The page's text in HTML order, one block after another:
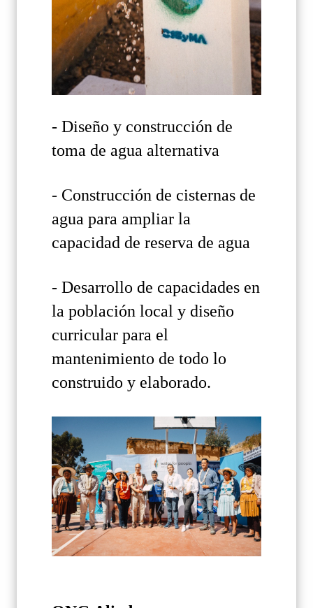
- Diseño y construcción de
toma de agua alternativa
- Construcción de cisternas de
agua para ampliar la
capacidad de reserva de agua
- Desarrollo de capacidades en
la población local y diseño
curricular para el
mantenimiento de todo lo
construido y elaborado.